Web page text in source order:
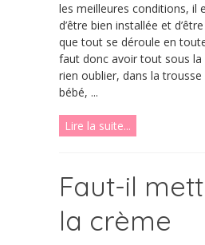
les meilleures conditions, il
d’être bien installée et
que tout se déroule en
faut donc avoir tout sous la
rien oublier, dans la
bébé, ...
Lire la suite...
Faut-il
la crème